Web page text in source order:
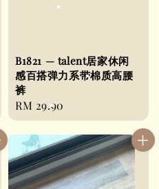
B1821 — talent居家休闲
感百搭弹力系带棉质高腰
裤
Regular
price
RM 29.90